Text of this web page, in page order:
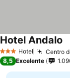
3 EstrelasHotel Centro
Hotel Andalo
8,5 Excelente